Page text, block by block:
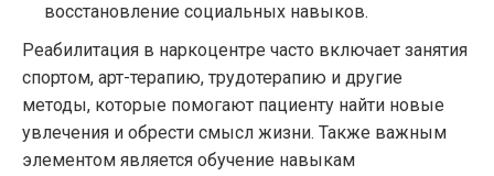
восстановление социальных навыков.
Реабилитация в наркоцентре часто включает занятия
спортом, арт-терапию, трудотерапию и другие
методы, которые помогают пациенту найти новые
увлечения и обрести смысл жизни. Также важным
элементом является обучение навыкам